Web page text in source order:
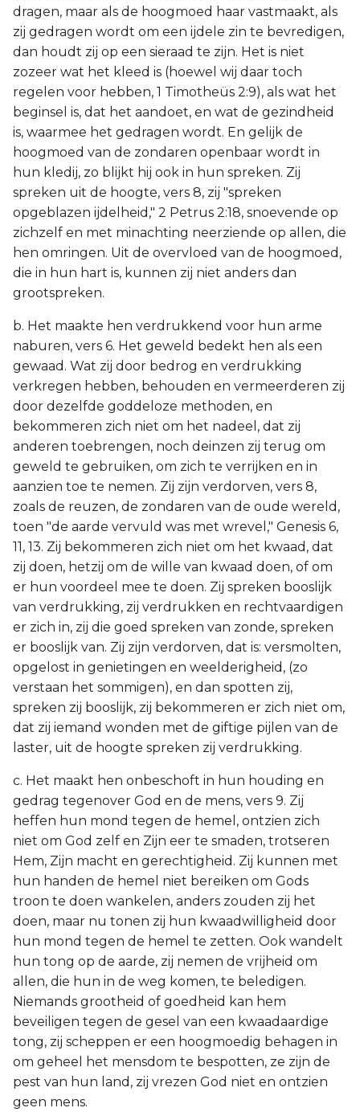
dragen, maar als de hoogmoed haar vastmaakt, als
zij gedragen wordt om een ijdele zin te bevredigen,
dan houdt zij op een sieraad te zijn. Het is niet
zozeer wat het kleed is (hoewel wij daar toch
regelen voor hebben, 1 Timotheüs 2:9), als wat het
beginsel is, dat het aandoet, en wat de gezindheid
is, waarmee het gedragen wordt. En gelijk de
hoogmoed van de zondaren openbaar wordt in
hun kledij, zo blijkt hij ook in hun spreken. Zij
spreken uit de hoogte, vers 8, zij "spreken
opgeblazen ijdelheid," 2 Petrus 2:18, snoevende op
zichzelf en met minachting neerziende op allen, die
hen omringen. Uit de overvloed van de hoogmoed,
die in hun hart is, kunnen zij niet anders dan
grootspreken.
b. Het maakte hen verdrukkend voor hun arme
naburen, vers 6. Het geweld bedekt hen als een
gewaad. Wat zij door bedrog en verdrukking
verkregen hebben, behouden en vermeerderen zij
door dezelfde goddeloze methoden, en
bekommeren zich niet om het nadeel, dat zij
anderen toebrengen, noch deinzen zij terug om
geweld te gebruiken, om zich te verrijken en in
aanzien toe te nemen. Zij zijn verdorven, vers 8,
zoals de reuzen, de zondaren van de oude wereld,
toen "de aarde vervuld was met wrevel," Genesis 6,
11, 13. Zij bekommeren zich niet om het kwaad, dat
zij doen, hetzij om de wille van kwaad doen, of om
er hun voordeel mee te doen. Zij spreken booslijk
van verdrukking, zij verdrukken en rechtvaardigen
er zich in, zij die goed spreken van zonde, spreken
er booslijk van. Zij zijn verdorven, dat is: versmolten,
opgelost in genietingen en weelderigheid, (zo
verstaan het sommigen), en dan spotten zij,
spreken zij booslijk, zij bekommeren er zich niet om,
dat zij iemand wonden met de giftige pijlen van de
laster, uit de hoogte spreken zij verdrukking.
c. Het maakt hen onbeschoft in hun houding en
gedrag tegenover God en de mens, vers 9. Zij
heffen hun mond tegen de hemel, ontzien zich
niet om God zelf en Zijn eer te smaden, trotseren
Hem, Zijn macht en gerechtigheid. Zij kunnen met
hun handen de hemel niet bereiken om Gods
troon te doen wankelen, anders zouden zij het
doen, maar nu tonen zij hun kwaadwilligheid door
hun mond tegen de hemel te zetten. Ook wandelt
hun tong op de aarde, zij nemen de vrijheid om
allen, die hun in de weg komen, te beledigen.
Niemands grootheid of goedheid kan hem
beveiligen tegen de gesel van een kwaadaardige
tong, zij scheppen er een hoogmoedig behagen in
om geheel het mensdom te bespotten, ze zijn de
pest van hun land, zij vrezen God niet en ontzien
geen mens.